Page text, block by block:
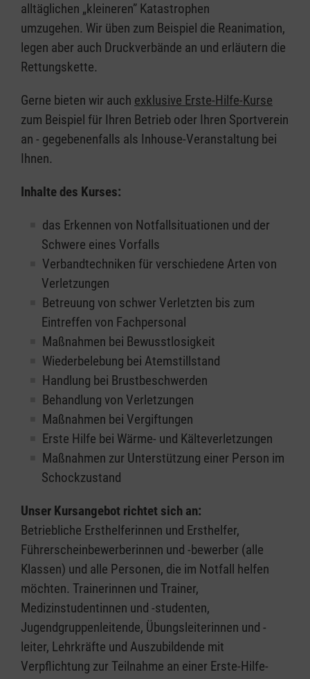
alltäglichen „kleineren” Katastrophen
umzugehen. Wir üben zum Beispiel die Reanimation,
legen aber auch Druckverbände an und erläutern die
Rettungskette.
Gerne bieten wir auch exklusive Erste-Hilfe-Kurse
zum Beispiel für Ihren Betrieb oder Ihren Sportverein
an - gegebenenfalls als Inhouse-Veranstaltung bei
Ihnen.
Inhalte des Kurses:
das Erkennen von Notfallsituationen und der
Schwere eines Vorfalls
Verbandtechniken für verschiedene Arten von
Verletzungen
Betreuung von schwer Verletzten bis zum
Eintreffen von Fachpersonal
Maßnahmen bei Bewusstlosigkeit
Wiederbelebung bei Atemstillstand
Handlung bei Brustbeschwerden
Behandlung von Verletzungen
Maßnahmen bei Vergiftungen
Erste Hilfe bei Wärme- und Kälteverletzungen
Maßnahmen zur Unterstützung einer Person im
Schockzustand
Unser Kursangebot richtet sich an:
Betriebliche Ersthelferinnen und Ersthelfer,
Führerscheinbewerberinnen und -bewerber (alle
Klassen) und alle Personen, die im Notfall helfen
möchten. Trainerinnen und Trainer,
Medizinstudentinnen und -studenten,
Jugendgruppenleitende, Übungsleiterinnen und -
leiter, Lehrkräfte und Auszubildende mit
Verpflichtung zur Teilnahme an einer Erste-Hilfe-